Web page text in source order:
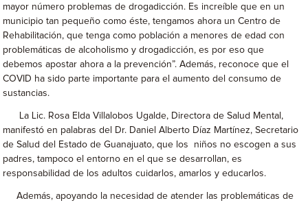
mayor número problemas de drogadicción. Es increíble que en un
municipio tan pequeño como éste, tengamos ahora un Centro de
Rehabilitación, que tenga como población a menores de edad con
problemáticas de alcoholismo y drogadicción, es por eso que
debemos apostar ahora a la prevención”. Además, reconoce que el
COVID ha sido parte importante para el aumento del consumo de
sustancias.
La Lic. Rosa Elda Villalobos Ugalde, Directora de Salud Mental,
manifestó en palabras del Dr. Daniel Alberto Díaz Martínez, Secretario
de Salud del Estado de Guanajuato, que los niños no escogen a sus
padres, tampoco el entorno en el que se desarrollan, es
responsabilidad de los adultos cuidarlos, amarlos y educarlos.
Además, apoyando la necesidad de atender las problemáticas de